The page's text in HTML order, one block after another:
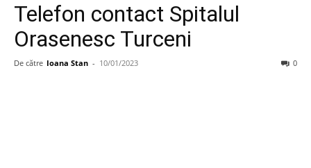
Telefon contact Spitalul
Orasenesc Turceni
De către Ioana Stan - 10/01/2023 0